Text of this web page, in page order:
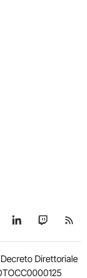
Telegram
su TikTok
Seguici su
Seguici
Direttoriale